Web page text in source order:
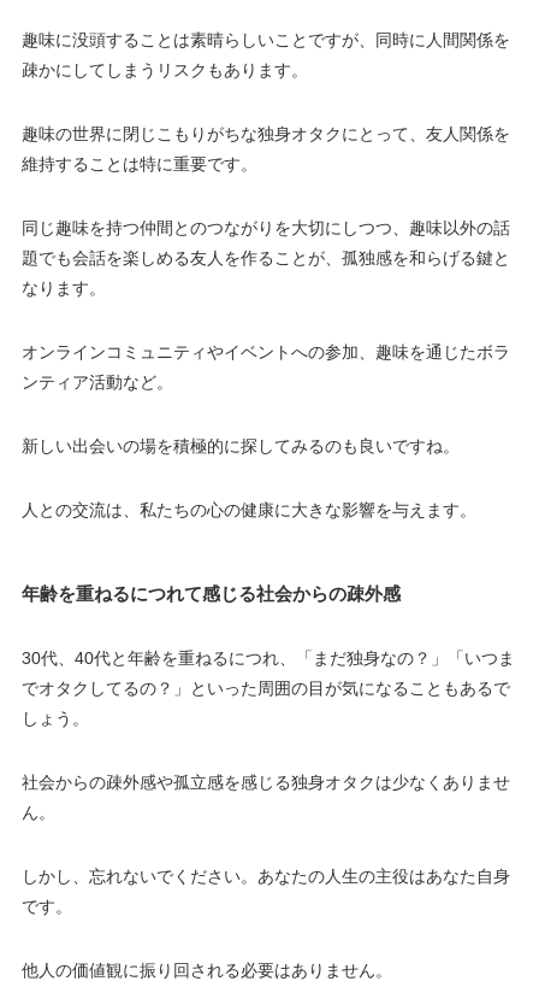
趣味に没頭することは素晴らしいことですが、同時に人間関係を
疎かにしてしまうリスクもあります。
趣味の世界に閉じこもりがちな独身オタクにとって、友人関係を
維持することは特に重要です。
同じ趣味を持つ仲間とのつながりを大切にしつつ、趣味以外の話
題でも会話を楽しめる友人を作ることが、孤独感を和らげる鍵と
なります。
オンラインコミュニティやイベントへの参加、趣味を通じたボラ
ンティア活動など。
新しい出会いの場を積極的に探してみるのも良いですね。
人との交流は、私たちの心の健康に大きな影響を与えます。
年齢を重ねるにつれて感じる社会からの疎外感
30代、40代と年齢を重ねるにつれ、「まだ独身なの？」「いつま
でオタクしてるの？」といった周囲の目が気になることもあるで
しょう。
社会からの疎外感や孤立感を感じる独身オタクは少なくありませ
ん。
しかし、忘れないでください。あなたの人生の主役はあなた自身
です。
他人の価値観に振り回される必要はありません。